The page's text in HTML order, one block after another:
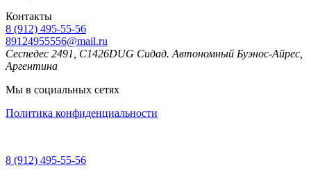
Контакты
8 (912) 495-55-56
89124955556@mail.ru
Сеспедес 2491, C1426DUG Сидад. Автономный Буэнос-Айрес,
Аргентина
Мы в социальных сетях
Политика конфиденциальности
8 (912) 495-55-56